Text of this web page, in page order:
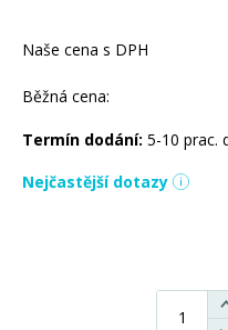
Naše cena s DPH
Běžná cena:
Termín dodání: 5-10 prac.
Nejčastější dotazy